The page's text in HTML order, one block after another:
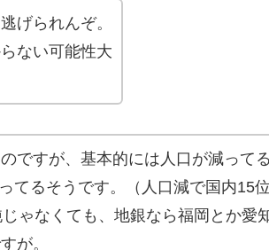
げられんぞ。
ない可能性大
ですが、基本的には人口が減って
てるそうです。（人口減で国内15位
ゃなくても、地銀なら福岡とか愛
が。